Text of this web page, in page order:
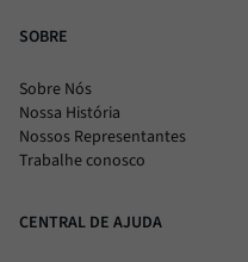
SOBRE
Sobre Nós
Nossa História
Nossos Representantes
Trabalhe conosco
CENTRAL DE AJUDA